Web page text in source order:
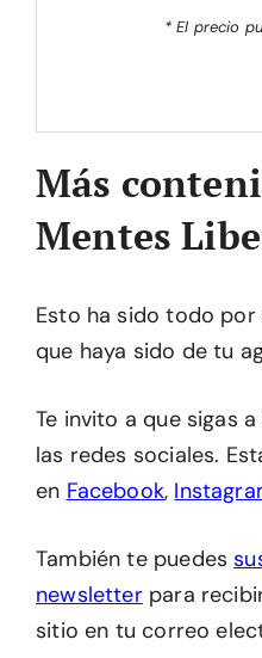
* El precio
Más
Mentes
Esto ha sido todo
que haya sido de tu
Te invito a que sigas
las redes sociales.
en Facebook,
También te puedes
newsletterpara
sitio en tu correo